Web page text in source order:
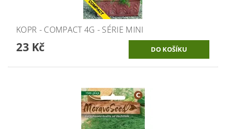
KOPR - COMPACT 4G - SÉRIE MINI
23 Kč